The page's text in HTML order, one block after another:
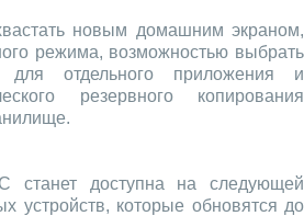
новым домашним экраном,
режима, возможностью выбрать
для отдельного приложения и
резервного копирования
станет доступна на следующей
устройств, которые обновятся до